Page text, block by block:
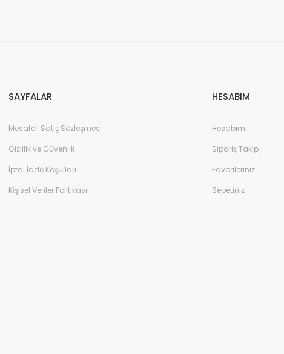
SAYFALAR
Mesafeli Satış Sözleşmesi
Gizlilik ve Güvenlik
İptal İade Koşullari
Kişisel Veriler Politikası
HESABIM
Hesabım
Sipariş Takip
Favorileriniz
Sepetiniz